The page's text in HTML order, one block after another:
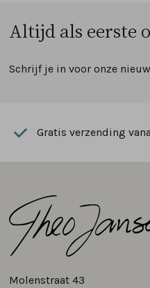
Altijd als eerste
Schrijf je in voor onze
Gratis verzending
Molenstraat 43